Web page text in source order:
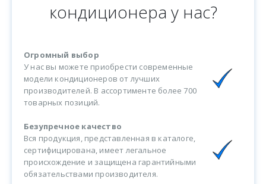
кондиционера у нас?
Огромный выбор
У нас вы можете приобрести современные
модели кондиционеров от лучших
производителей. В ассортименте более 700
товарных позиций.
Безупречное качество
Вся продукция, представленная в каталоге,
сертифицирована, имеет легальное
происхождение и защищена гарантийными
обязательствами производителя.